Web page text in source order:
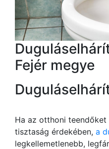
Fejér megye
Ha az otthoni teendőket
tisztaság érdekében, a
legkellemetlenebb,